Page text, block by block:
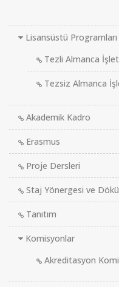
Lisansüstü Programları
Tezli Almanca
Tezsiz Almanca
Akademik Kadro
Erasmus
Proje Dersleri
Staj Yönergesi ve
Tanıtım
Komisyonlar
Akreditasyon